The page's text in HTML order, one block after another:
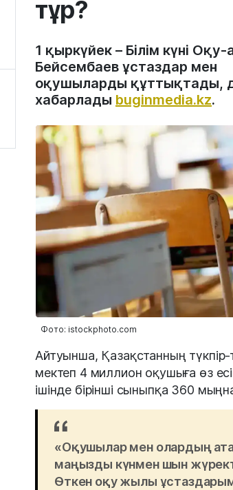
тұр?
1 қыркүйек – Білім күні
Бейсембаев ұстаздар мен
оқушыларды құттықтады,
хабарлады buginmedia.kz.
Фото: istockphoto.com
Айтуынша, Қазақстанның түкпір-
мектеп 4 миллион оқушыға өз
ішінде бірінші сыныпқа 360
«Оқушылар мен олардың
маңызды күнмен шын
Өткен оқу жылы